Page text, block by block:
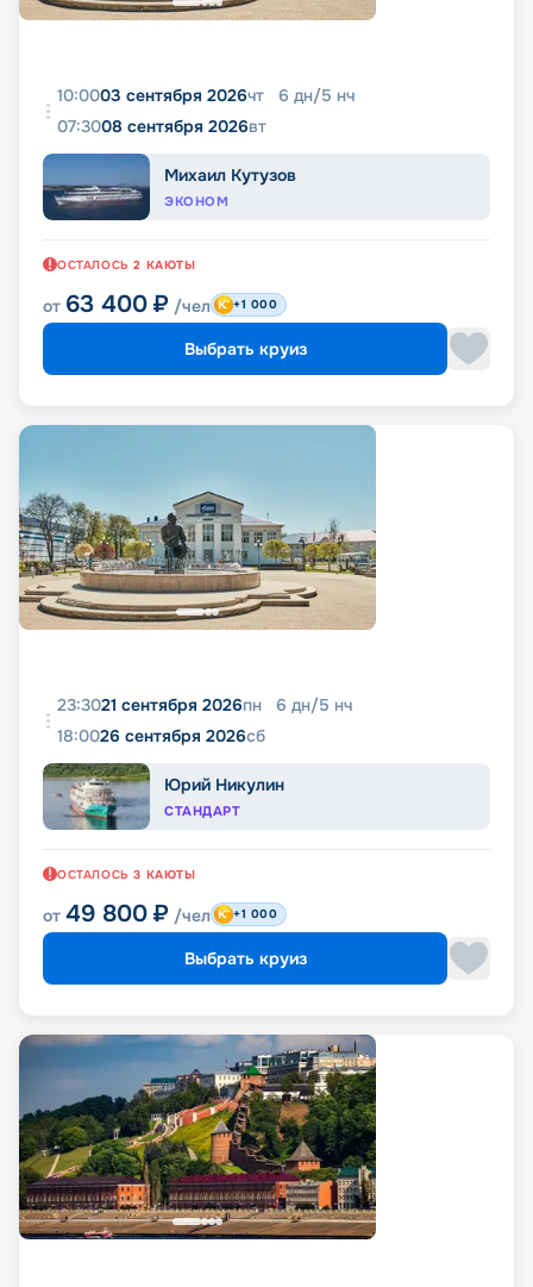
10:0003 сентября 2026чт 6 дн/5 нч
07:3008 сентября 2026вт
Михаил Кутузов
ЭКОНОМ
ОСТАЛОСЬ 2 КАЮТЫ
от 63 400 ₽ /чел +1 000
Выбрать круиз
23:3021 сентября 2026пн 6 дн/5 нч
18:0026 сентября 2026сб
Юрий Никулин
СТАНДАРТ
ОСТАЛОСЬ 3 КАЮТЫ
от 49 800 ₽ /чел +1 000
Выбрать круиз